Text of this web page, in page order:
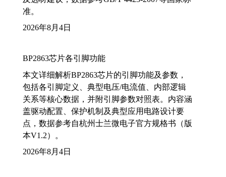
准。
2026年8月4日
BP2863芯片各引脚功能
本文详细解析BP2863芯片的引脚功能及参数，
包括各引脚定义、典型电压/电流值、内部逻辑
关系等核心数据，并附引脚参数对照表。内容涵
盖驱动配置、保护机制及典型应用电路设计要
点，数据参考自杭州士兰微电子官方规格书（版
本V1.2）。
2026年8月4日